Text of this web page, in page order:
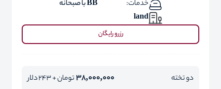
خدمات:
BB با صبحانه
land
رزرو رایگان
دو تخته 38,000,000تومان + 243 دلار